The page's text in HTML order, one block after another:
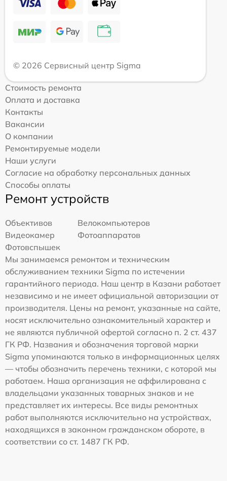
© 2026 Сервисный центр Sigma
Стоимость ремонта
Оплата и доставка
Контакты
Вакансии
О компании
Ремонтируемые модели
Наши услуги
Согласие на обработку персональных данных
Способы оплаты
Ремонт устройств
Объективов
Велокомпьютеров
Видеокамер
Фотоаппаратов
Фотовспышек
Мы занимаемся ремонтом и техническим
обслуживанием техники Sigma по истечении
гарантийного периода. Наш центр в Казани работает
независимо и не имеет официальной авторизации от
производителя. Цены на ремонт, указанные на сайте,
носят исключительно ознакомительный характер и
не являются публичной офертой согласно п. 2 ст. 437
ГК РФ. Названия и обозначения торговой марки
Sigma упоминаются только в информационных целях
— чтобы обозначить перечень техники, с которой мы
работаем. Наша организация не аффилирована с
владельцами указанных товарных знаков и не
представляет их интересы. Все виды ремонтных
работ выполняются исключительно на устройствах,
находящихся в законном гражданском обороте, в
соответствии со ст. 1487 ГК РФ.